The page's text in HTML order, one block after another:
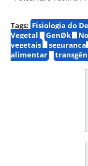
Tags: Fisiologia do
Vegetal
GenØk
vegetais
segurança
alimentar